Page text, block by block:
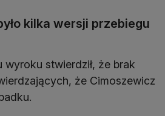
kilka wersji przebiegu
wyroku stwierdził, że brak
że Cimoszewicz